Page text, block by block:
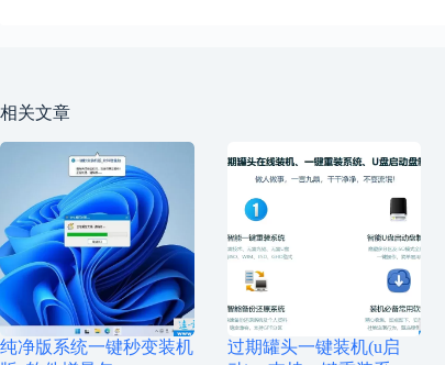
相关文章
纯净版系统一键秒变装机
过期罐头一键装机(u启